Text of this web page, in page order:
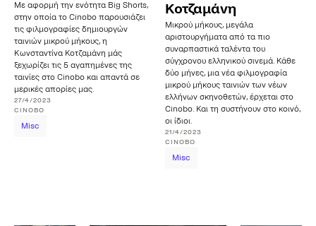
Με αφορμή την ενότητα Big Shorts,
στην οποία το Cinobo παρουσιάζει
τις φιλμογραφίες δημιουργών
ταινιών μικρού μήκους, η
Κωνσταντίνα Κοτζαμάνη μάς
ξεχωρίζει τις 5 αγαπημένες της
ταινίες στο Cinobo και απαντά σε
μερικές απορίες μας.
27/4/2023
CINOBO
Misc
Κοτζαμάνη
Μικρού μήκους, μεγάλα
αριστουργήματα από τα πιο
συναρπαστικά ταλέντα του
σύγχρονου ελληνικού σινεμά. Κάθε
δύο μήνες, μια νέα φιλμογραφία
μικρού μήκους ταινιών των νέων
ελλήνων σκηνοθετών, έρχεται στο
Cinobo. Και τη συστήνουν στο κοινό,
οι ίδιοι.
21/4/2023
CINOBO
Misc